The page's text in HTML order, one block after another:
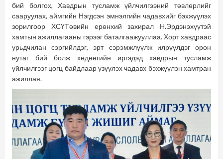
бий болгох, Хавдрын тусламж үйлчилгээний төвлөрлийг
сааруулах, аймгийн Нэгдсэн эмнэлгийн чадавхийг бэхжүүлэх
зорилгоор ХСҮТөвийн ерөнхий захирал Н.Эрдэнэхүүтэй
хамтын ажиллагааны гэрээг баталгаажууллаа. Хорт хавдраас
урьдчилан сэргийлдэг, эрт сэрэмжлүүлж илрүүлдэг орон
нутаг бий болж хөдөөгийн иргэдэд хавдрын тусламж
үйлчилгээг цогц байдлаар үзүүлэх чадавх бэхжүүлэн хамтран
ажиллая.